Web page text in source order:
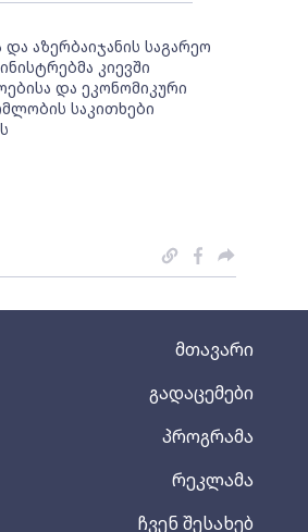
მთავარი
გადაცემები
პროგრამა
რეკლამა
ჩვენ შესახებ
და აზერბაიჯანის საგარეო
კიევში
და ეკონომიკური
საკითხები